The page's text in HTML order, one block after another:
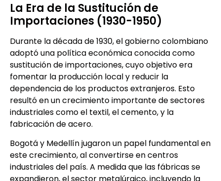
La Era de la Sustitución de
Importaciones (1930-1950)
Durante la década de 1930, el gobierno colombiano
adoptó una política económica conocida como
sustitución de importaciones, cuyo objetivo era
fomentar la producción local y reducir la
dependencia de los productos extranjeros. Esto
resultó en un crecimiento importante de sectores
industriales como el textil, el cemento, y la
fabricación de acero.
Bogotá y Medellín jugaron un papel fundamental en
este crecimiento, al convertirse en centros
industriales del país. A medida que las fábricas se
expandieron, el sector metalúrgico, incluyendo la